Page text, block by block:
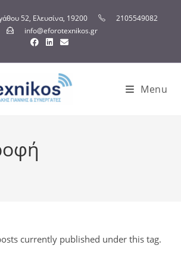
52, Ελευσίνα, 19200
2105549082
info@eforotexnikos.gr
Menu
currently published under this tag.